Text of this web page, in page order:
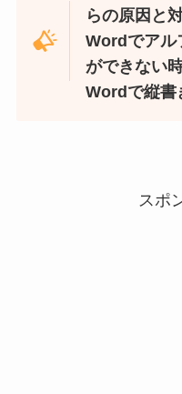
らの原因と
Wordでアル
ができない
Wordで縦書
スポ